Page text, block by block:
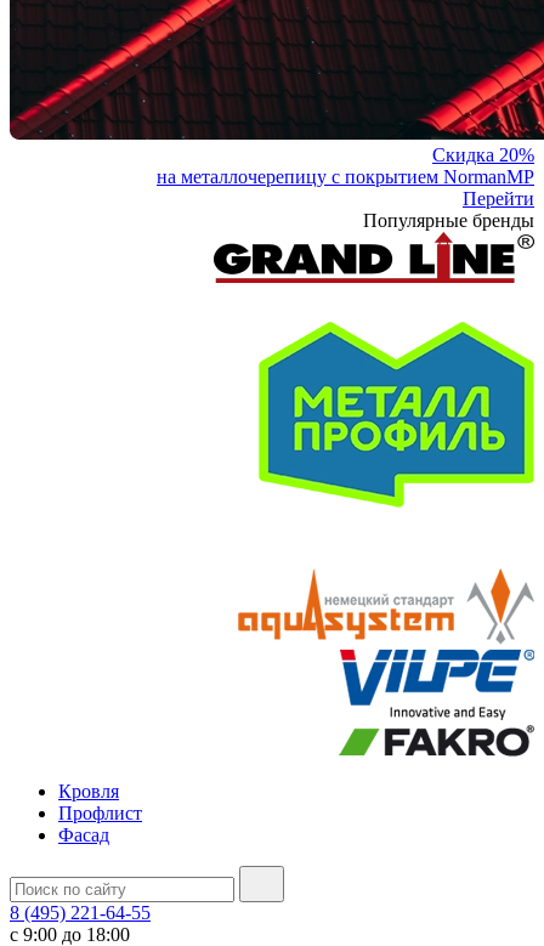
Скидка 20%
на металлочерепицу с покрытием NormanMP
Перейти
Популярные бренды
Кровля
Профлист
Фасад
8 (495) 221-64-55
с 9:00 до 18:00